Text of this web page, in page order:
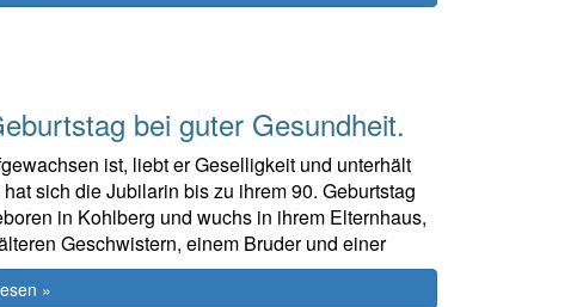
bei guter Gesundheit.
ist, liebt er Geselligkeit und unterhält
sich die Jubilarin bis zu ihrem 90. Geburtstag
in Kohlberg und wuchs in ihrem Elternhaus,
Geschwistern, einem Bruder und einer
»